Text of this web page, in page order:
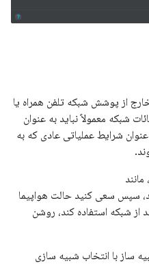
از پوشش شبکه تلفن همراه یا
شبکه معمولاً نباید به عنوان
شرایط عملیاتی عادی که به
سپس سعی کنید حالت هواپیما
از شبکه استفاده کند، روشن
ساز با انتخاب شبیه سازی